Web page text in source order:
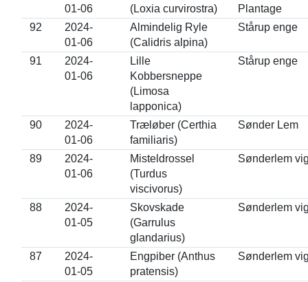
01-06
(Loxia curvirostra)
Plantage
92
2024-
01-06
Almindelig Ryle
(Calidris alpina)
Stårup enge
91
2024-
01-06
Lille
Kobbersneppe
(Limosa
lapponica)
Stårup enge
90
2024-
01-06
Træløber (Certhia
familiaris)
Sønder Lem
89
2024-
01-06
Misteldrossel
(Turdus
viscivorus)
Sønderlem
88
2024-
01-05
Skovskade
(Garrulus
glandarius)
Sønderlem
87
2024-
01-05
Engpiber (Anthus
pratensis)
Sønderlem